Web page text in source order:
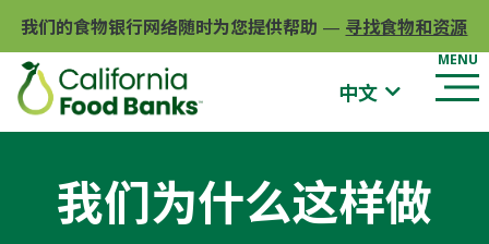
我们的食物银行网络随时为您提供帮助 — 寻找食物和资源
中文
我们为什么这样做